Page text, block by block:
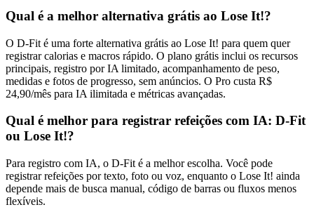
Qual é a melhor alternativa grátis ao Lose It!?
O D-Fit é uma forte alternativa grátis ao Lose It! para quem quer
registrar calorias e macros rápido. O plano grátis inclui os recursos
principais, registro por IA limitado, acompanhamento de peso,
medidas e fotos de progresso, sem anúncios. O Pro custa R$
24,90/mês para IA ilimitada e métricas avançadas.
Qual é melhor para registrar refeições com IA: D-Fit
ou Lose It!?
Para registro com IA, o D-Fit é a melhor escolha. Você pode
registrar refeições por texto, foto ou voz, enquanto o Lose It! ainda
depende mais de busca manual, código de barras ou fluxos menos
flexíveis.